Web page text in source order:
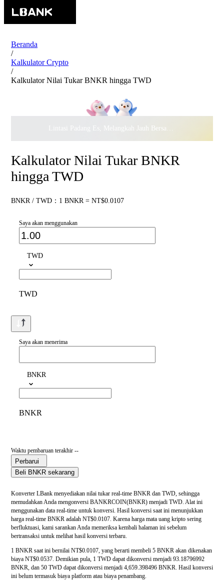
Beranda
/
Kalkulator Crypto
/
Kalkulator Nilai Tukar BNKR hingga TWD
Lintasi Padang Es, Melangkah Jauh Bersama · Rayakan
Kalkulator Nilai Tukar BNKR
hingga TWD
BNKR / TWD：1 BNKR = NT$0.0107
Saya akan menggunakan
TWD
TWD
Saya akan menerima
BNKR
BNKR
Waktu pembaruan terakhir --
Perbarui
Beli BNKR sekarang
Konverter LBank menyediakan nilai tukar real-time BNKR dan TWD, sehingga
memudahkan Anda mengonversi BANKRCOIN(BNKR) menjadi TWD. Alat ini
menggunakan data real-time untuk konversi. Hasil konversi saat ini menunjukkan
harga real-time BNKR adalah NT$0.0107. Karena harga mata uang kripto sering
berfluktuasi, kami sarankan Anda memeriksa kembali halaman ini sebelum
bertransaksi untuk melihat hasil konversi terbaru.
1 BNKR saat ini bernilai NT$0.0107, yang berarti membeli 5 BNKR akan dikenakan
biaya NT$0.0537. Demikian pula, 1 TWD dapat dikonversi menjadi 93.18796992
BNKR, dan 50 TWD dapat dikonversi menjadi 4,659.398496 BNKR. Hasil konversi
ini belum termasuk biaya platform atau biaya penambang.